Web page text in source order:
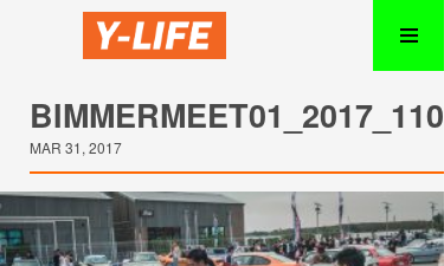
BIMMERMEET01_2017_110
MAR 31, 2017